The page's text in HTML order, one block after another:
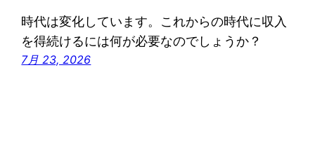
時代は変化しています。これからの時代に収入
を得続けるには何が必要なのでしょうか？
7月 23, 2026